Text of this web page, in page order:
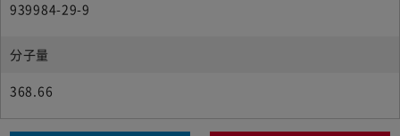
939984-29-9
分子量
368.66